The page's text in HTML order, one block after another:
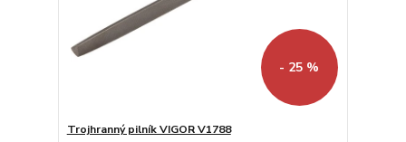
- 25 %
Trojhranný pilník VIGOR V1788